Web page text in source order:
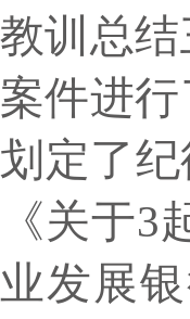
教训总
案件进
划定了
《关于
业发展